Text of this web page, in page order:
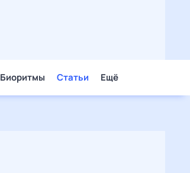
Биоритмы Статьи Ещё